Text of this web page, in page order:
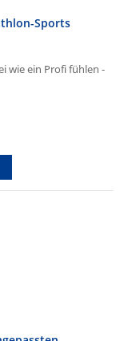
Sports
wie ein Profi fühlen -